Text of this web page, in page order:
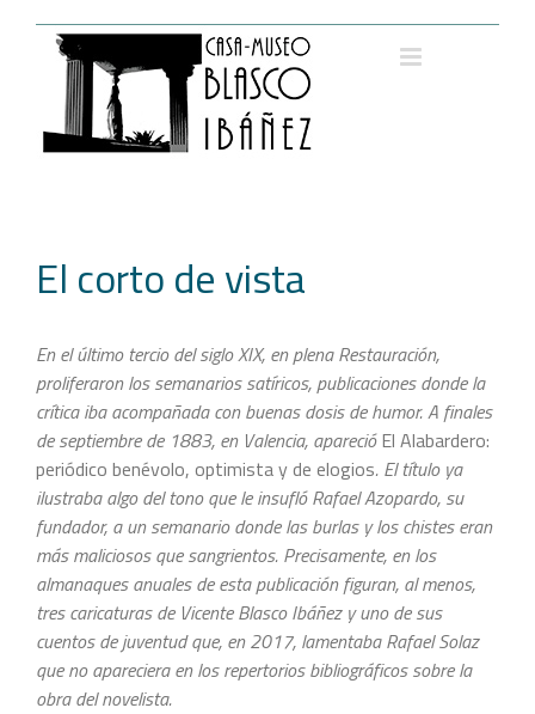
contenido
El corto de vista
En el último tercio del siglo XIX, en plena Restauración,
proliferaron los semanarios satíricos, publicaciones donde la
crítica iba acompañada con buenas dosis de humor. A finales
de septiembre de 1883, en Valencia, aparecióEl Alabardero:
periódico benévolo, optimista y de elogios. El título ya
ilustraba algo del tono que le insufló Rafael Azopardo, su
fundador, a un semanario donde las burlas y los chistes eran
más maliciosos que sangrientos. Precisamente, en los
almanaques anuales de esta publicación figuran, al menos,
tres caricaturas de Vicente Blasco Ibáñez y uno de sus
cuentos de juventud que, en 2017, lamentaba Rafael Solaz
que no apareciera en los repertorios bibliográficos sobre la
obra del novelista.